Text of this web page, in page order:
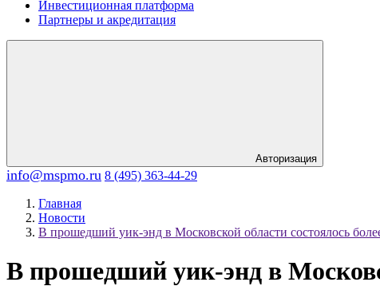
Инвестиционная платформа
Партнеры и акредитация
Авторизация
info@mspmo.ru 8 (495) 363-44-29
Главная
Новости
В прошедший уик-энд в Московской области состоялось
В прошедший уик-энд в